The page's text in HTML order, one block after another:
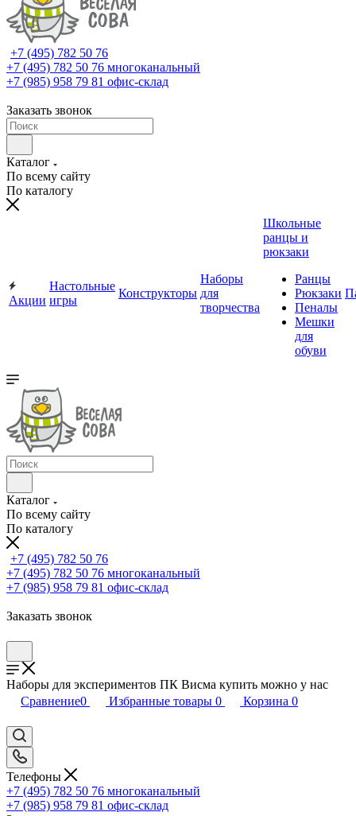
+7 (495) 782 50 76
+7 (495) 782 50 76 многоканальный
+7 (985) 958 79 81 офис-склад
Заказать звонок
Каталог
По всему сайту
По каталогу
Акции
Настольные
игры
Конструкторы
Наборы
для
творчества
Школьные
ранцы и
рюкзаки
Ранцы
Рюкзаки
Пеналы
Мешки
для
обуви
Каталог
По всему сайту
По каталогу
+7 (495) 782 50 76
+7 (495) 782 50 76 многоканальный
+7 (985) 958 79 81 офис-склад
Заказать звонок
Наборы для экспериментов ПК Висма купить можно у нас
Сравнение0 Избранные товары 0 Корзина 0
Телефоны
+7 (495) 782 50 76 многоканальный
+7 (985) 958 79 81 офис-склад